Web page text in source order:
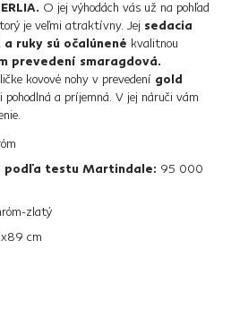
O jej výhodách vás už na pohľad
je veľmi atraktívny. Jej sedacia
ruky sú očalúnené kvalitnou
prevedení smaragdová.
kovové nohy v prevedení gold
pohodlná a príjemná. V jej náruči vám
testu Martindale: 95 000
zlatý
cm